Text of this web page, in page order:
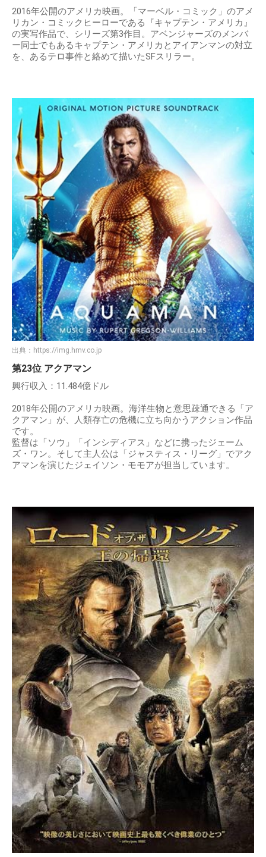
2016年公開のアメリカ映画。「マーベル・コミック」のアメ
リカン・コミックヒーローである『キャプテン・アメリカ』
の実写作品で、シリーズ第3作目。アベンジャーズのメンバ
ー同士でもあるキャプテン・アメリカとアイアンマンの対立
を、あるテロ事件と絡めて描いたSFスリラー。
出典： https://img.hmv.co.jp
第23位 アクアマン
興行収入：11.484億ドル
2018年公開のアメリカ映画。海洋生物と意思疎通できる「ア
クアマン」が、人類存亡の危機に立ち向かうアクション作品
です。
監督は「ソウ」「インシディアス」などに携ったジェーム
ズ・ワン。そして主人公は「ジャスティス・リーグ」でアク
アマンを演じたジェイソン・モモアが担当しています。